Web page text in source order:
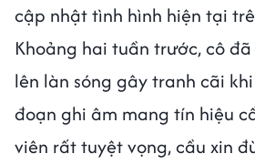
cập nhật tình hình hiện tại
Khoảng hai tuần trước, cô
lên làn sóng gây tranh cãi
đoạn ghi âm mang tín hiệu
viên rất tuyệt vọng, cầu xin